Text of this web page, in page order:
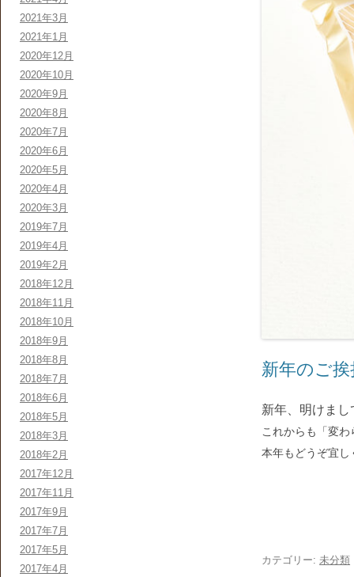
新年のご挨
新年、明けま
これからも「変
本年も どうぞ宜し
カテゴリー: 未分類
2021年3月
2021年1月
2020年12月
2020年10月
2020年9月
2020年8月
2020年7月
2020年6月
2020年5月
2020年4月
2020年3月
2019年7月
2019年4月
2019年2月
2018年12月
2018年11月
2018年10月
2018年9月
2018年8月
2018年7月
2018年6月
2018年5月
2018年3月
2018年2月
2017年12月
2017年11月
2017年9月
2017年7月
2017年5月
2017年4月